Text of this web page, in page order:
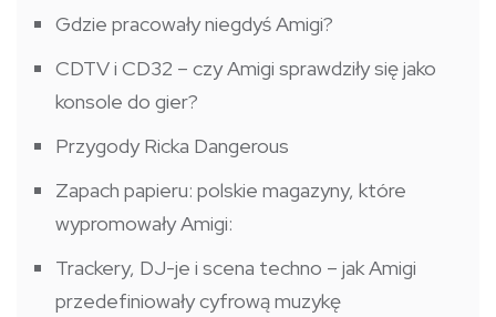
Gdzie pracowały niegdyś Amigi?
CDTV i CD32 – czy Amigi sprawdziły się jako
konsole do gier?
Przygody Ricka Dangerous
Zapach papieru: polskie magazyny, które
wypromowały Amigi:
Trackery, DJ-je i scena techno – jak Amigi
przedefiniowały cyfrową muzykę